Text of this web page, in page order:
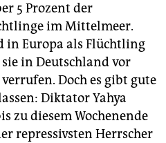
5 Prozent der
im Mittelmeer.
in Europa als Flüchtling
in Deutschland vor
Doch es gibt gute
Diktator Yahya
zu diesem Wochenende
repressivsten Herrscher